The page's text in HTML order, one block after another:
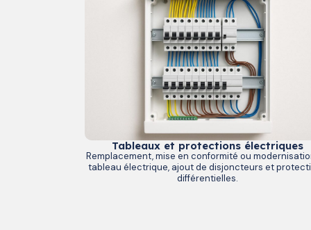
Tableaux et protections électriques
Remplacement, mise en conformité ou
tableau électrique, ajout de disjoncteurs et
différentielles.